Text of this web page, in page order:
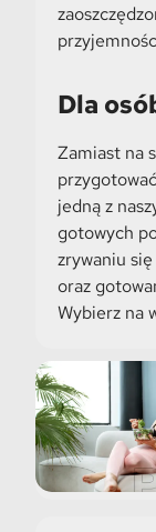
Dla
Zamiast na
jedną z
gotowych
zrywaniu
oraz
Wybierz na